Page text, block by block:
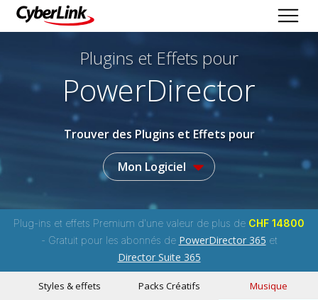
Plugins et Effets pour
PowerDirector
Trouver des Plugins et Effets pour
Mon Logiciel
Plug-ins et effets Premium d'une valeur de plus de CHF 14800
- Gratuit pour les abonnés de PowerDirector 365 et
Director Suite 365
Styles & effets Packs Créatifs Musique